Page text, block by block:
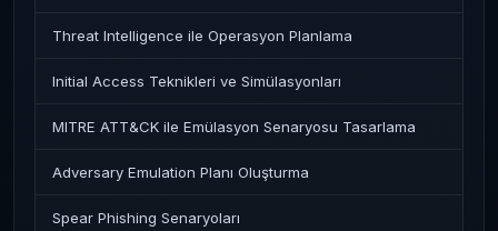
Threat Intelligence ile Operasyon Planlama
Initial Access Teknikleri ve Simülasyonları
MITRE ATT&CK ile Emülasyon Senaryosu Tasarlama
Adversary Emulation Planı Oluşturma
Spear Phishing Senaryoları